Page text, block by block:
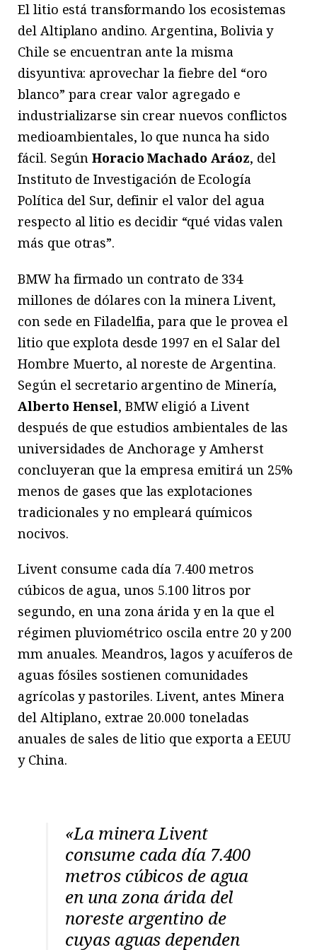
El litio está transformando los ecosistemas
del Altiplano andino. Argentina, Bolivia y
Chile se encuentran ante la misma
disyuntiva: aprovechar la fiebre del “oro
blanco” para crear valor agregado e
industrializarse sin crear nuevos conflictos
medioambientales, lo que nunca ha sido
fácil. SegúnHoracio Machado Aráoz, del
Instituto de Investigación de Ecología
Política del Sur, definir el valor del agua
respecto al litio es decidir “qué vidas valen
más que otras”.
BMW ha firmado un contrato de 334
millones de dólares con la minera Livent,
con sede en Filadelfia, para que le provea el
litio que explota desde 1997 en el Salar del
Hombre Muerto, al noreste de Argentina.
Según el secretario argentino de Minería,
Alberto Hensel, BMW eligió a Livent
después de que estudios ambientales de las
universidades de Anchorage y Amherst
concluyeran que la empresa emitirá un 25%
menos de gases que las explotaciones
tradicionales y no empleará químicos
nocivos.
Livent consume cada día 7.400 metros
cúbicos de agua, unos 5.100 litros por
segundo, en una zona árida y en la que el
régimen pluviométrico oscila entre 20 y 200
mm anuales. Meandros, lagos y acuíferos de
aguas fósiles sostienen comunidades
agrícolas y pastoriles. Livent, antes Minera
del Altiplano, extrae 20.000 toneladas
anuales de sales de litio que exporta a EEUU
y China.
«La minera Livent
consume cada día 7.400
metros cúbicos de agua
en una zona árida del
noreste argentino de
cuyas aguas dependen